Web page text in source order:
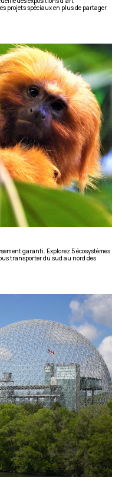
projets spéciaux en plus de partager
garanti. Explorez 5 écosystèmes
transporter du sud au nord des